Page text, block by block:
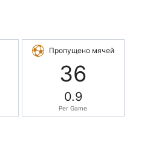
Пропущено мячей
36
0.9
Per Game